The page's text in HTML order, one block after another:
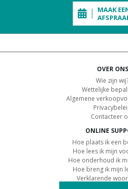
MAAK
OVER ONS
Wie zijn
Wettelijke
Algemene
Contacteer
ONLINE
Hoe plaats ik een
Hoe lees ik mijn
Hoe onderhoud ik
Hoe breng ik mijn
Verklarende